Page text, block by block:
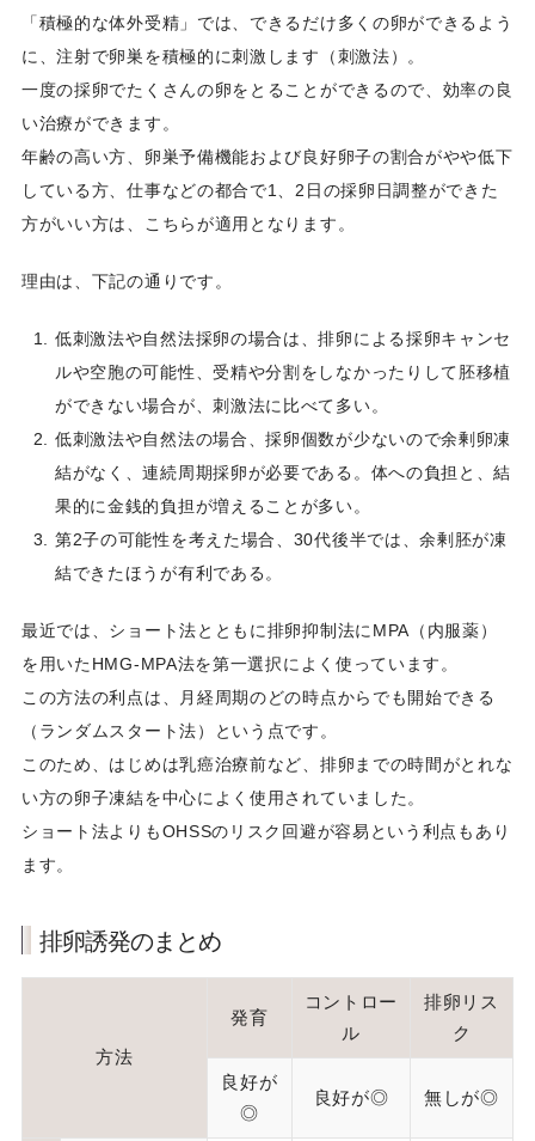
「積極的な体外受精」では、できるだけ多くの卵ができるよう
に、注射で卵巣を積極的に刺激します（刺激法）。
一度の採卵でたくさんの卵をとることができるので、効率の良
い治療ができます。
年齢の高い方、卵巣予備機能および良好卵子の割合がやや低下
している方、仕事などの都合で1、2日の採卵日調整ができた
方がいい方は、こちらが適用となります。
理由は、下記の通りです。
低刺激法や自然法採卵の場合は、排卵による採卵キャンセ
ルや空胞の可能性、受精や分割をしなかったりして胚移植
ができない場合が、刺激法に比べて多い。
低刺激法や自然法の場合、採卵個数が少ないので余剰卵凍
結がなく、連続周期採卵が必要である。体への負担と、結
果的に金銭的負担が増えることが多い。
第2子の可能性を考えた場合、30代後半では、余剰胚が凍
結できたほうが有利である。
最近では、ショート法とともに排卵抑制法にMPA（内服薬）
を用いたHMG-MPA法を第一選択によく使っています。
この方法の利点は、月経周期のどの時点からでも開始できる
（ランダムスタート法）という点です。
このため、はじめは乳癌治療前など、排卵までの時間がとれな
い方の卵子凍結を中心によく使用されていました。
ショート法よりもOHSSのリスク回避が容易という利点もあり
ます。
排卵誘発のまとめ
方法
発育
コントロー
ル
排卵リス
ク
良好が
◎
良好が◎ 無しが◎